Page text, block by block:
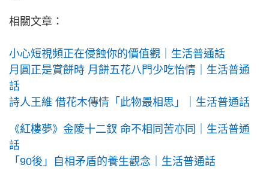
相關文章：
小心短視頻正在侵蝕你的價值觀｜生活普通話
月圓正是賞餅時 月餅五花八門少吃怡情｜生活普通
話
詩人王維 借花木傳情「此物最相思」｜生活普通話
《紅樓夢》金陵十二釵 命不相同苦亦同｜生活普通
話
「90後」自相矛盾的養生觀念｜生活普通話